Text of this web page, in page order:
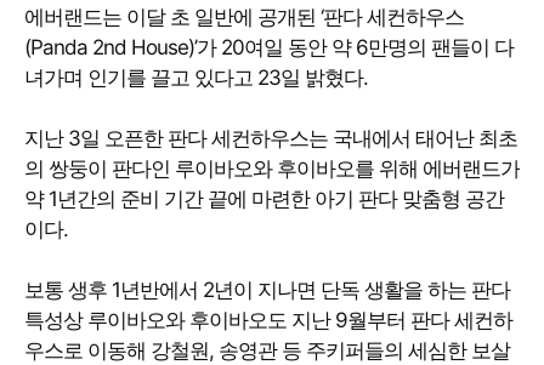
에버랜드는 이달 초 일반에 공개된 ‘판다 세컨하우스
(Panda 2nd House)’가 20여일 동안 약 6만명의 팬들이 다
녀가며 인기를 끌고 있다고 23일 밝혔다.
지난 3일 오픈한 판다 세컨하우스는 국내에서 태어난 최초
의 쌍둥이 판다인 루이바오와 후이바오를 위해 에버랜드가
약 1년간의 준비 기간 끝에 마련한 아기 판다 맞춤형 공간
이다.
보통 생후 1년반에서 2년이 지나면 단독 생활을 하는 판다
특성상 루이바오와 후이바오도 지난 9월부터 판다 세컨하
우스로 이동해 강철원, 송영관 등 주키퍼들의 세심한 보살